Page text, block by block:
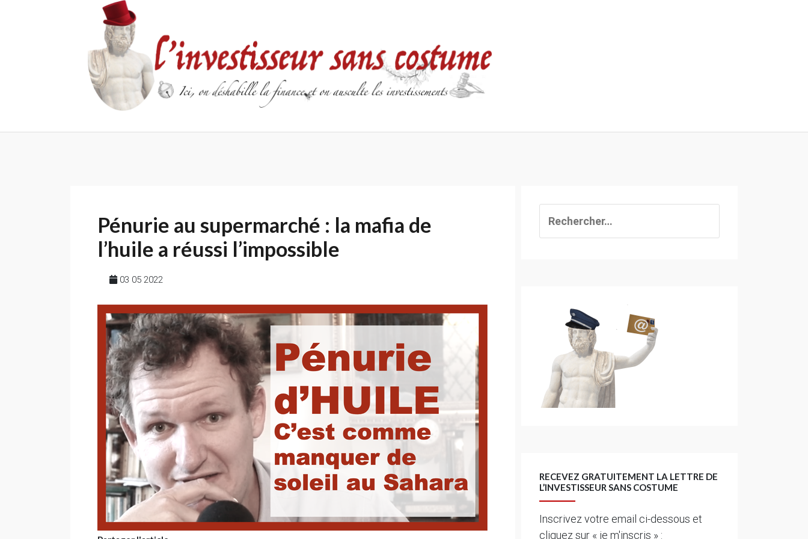
confidentialité
Pénurie au supermarché : la mafia de
l’huile a réussi l’impossible
03 05 2022
RECEVEZ GRATUITEMENT LA LETTRE DE
L’INVESTISSEUR SANS COSTUME
Inscrivez votre email ci-dessous et
cliquez sur « je m'inscris » :